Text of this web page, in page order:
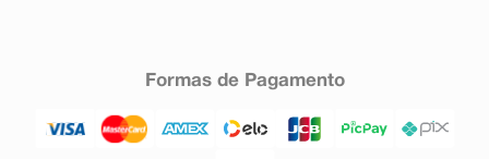
Formas de Pagamento